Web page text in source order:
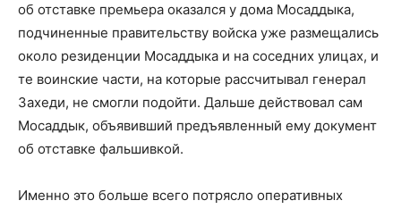
об отставке премьера оказался у дома Мосаддыка,
подчиненные правительству войска уже размещались
около резиденции Мосаддыка и на соседних улицах, и
те воинские части, на которые рассчитывал генерал
Захеди, не смогли подойти. Дальше действовал сам
Мосаддык, объявивший предъявленный ему документ
об отставке фальшивкой.
Именно это больше всего потрясло оперативных